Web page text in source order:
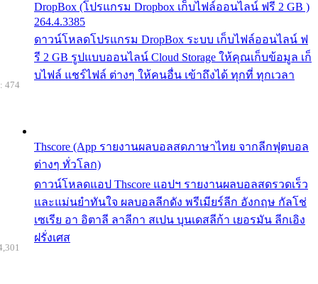
DropBox (โปรแกรม Dropbox เก็บไฟล์ออนไลน์ ฟรี 2 GB )
264.4.3385
ดาวน์โหลดโปรแกรม DropBox ระบบ เก็บไฟล์ออนไลน์ ฟ
รี 2 GB รูปแบบออนไลน์ Cloud Storage ให้คุณเก็บข้อมูล เก็
บไฟล์ แชร์ไฟล์ ต่างๆ ให้คนอื่น เข้าถึงได้ ทุกที่ ทุกเวลา
Thscore (App รายงานผลบอลสดภาษาไทย จากลีกฟุตบอล
ต่างๆ ทั่วโลก)
ดาวน์โหลดแอป Thscore แอปฯ รายงานผลบอลสดรวดเร็ว
และแม่นยำทันใจ ผลบอลลีกดัง พรีเมียร์ลีก อังกฤษ กัลโช่
เซเรีย อา อิตาลี ลาลีกา สเปน บุนเดสลีก้า เยอรมัน ลีกเอิง
ฝรั่งเศส
474